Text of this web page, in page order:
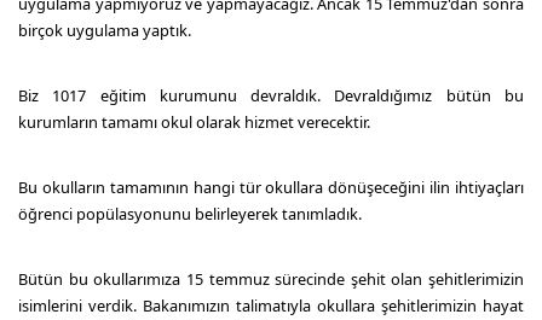
birçok uygulama yaptık.
Biz 1017 eğitim kurumunu devraldık. Devraldığımız bütün bu
kurumların tamamı okul olarak hizmet verecektir.
Bu okulların tamamının hangi tür okullara dönüşeceğini ilin ihtiyaçları
öğrenci popülasyonunu belirleyerek tanımladık.
Bütün bu okullarımıza 15 temmuz sürecinde şehit olan şehitlerimizin
isimlerini verdik. Bakanımızın talimatıyla okullara şehitlerimizin hayat